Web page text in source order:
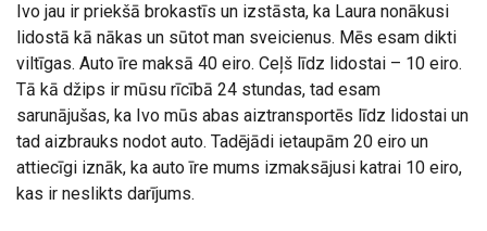
Ivo jau ir priekšā brokastīs un izstāsta, ka Laura nonākusi
lidostā kā nākas un sūtot man sveicienus. Mēs esam dikti
viltīgas. Auto īre maksā 40 eiro. Ceļš līdz lidostai – 10 eiro.
Tā kā džips ir mūsu rīcībā 24 stundas, tad esam
sarunājušas, ka Ivo mūs abas aiztransportēs līdz lidostai un
tad aizbrauks nodot auto. Tadējādi ietaupām 20 eiro un
attiecīgi iznāk, ka auto īre mums izmaksājusi katrai 10 eiro,
kas ir neslikts darījums.